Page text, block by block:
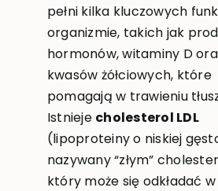
pełni kilka kluczowych
organizmie, takich jak
hormonów, witaminy D
kwasów żółciowych, które
pomagają w trawieniu
Istnieje cholesterol LDL
(lipoproteiny o niskiej
nazywany “złym”
który może się odkładać w